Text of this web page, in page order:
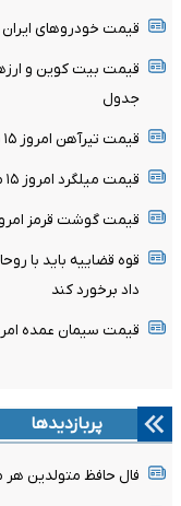
قیمت خودرو‌های ایران خودرو
جدول
قیمت تیرآهن امروز ۱۵ مرداد ۱۴۰۵ + جدول
قیمت میلگرد امروز ۱۵ مرداد ۱۴۰۵ + جدول
قیمت گوشت قرمز امروز ۱۵ مرداد ۱۴۰۵ +
قوه قضاییه باید با
داد برخورد کند
قیمت سیمان عمده امروز ۱۵ مرداد ۱۴۰۵ +
پربازدیدها
فال حافظ متولدین هر ماه -